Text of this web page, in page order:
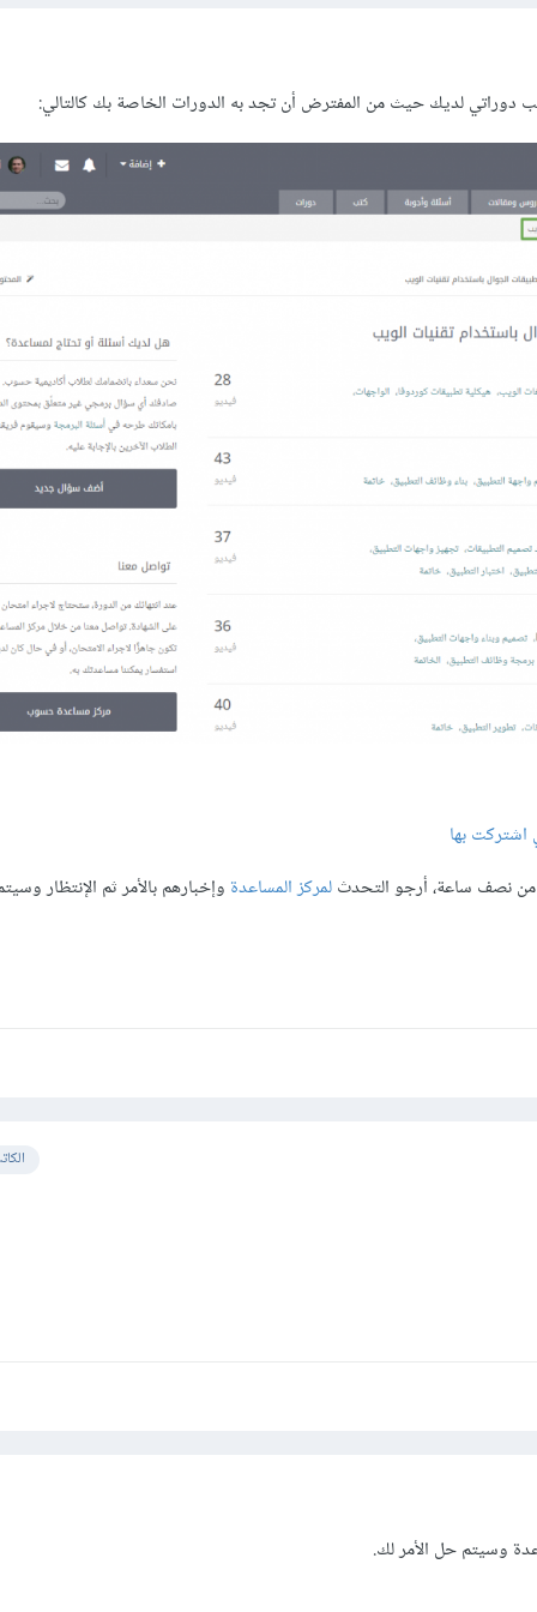
دوراتي لديك حيث من المفترض أن تجد به الدورات الخاصة بك كالتالي:
بها
من نصف ساعة، أرجو التحدثلمركز المساعدة وإخبارهم بالأمر ثم الإنتظار
وسيتم حل الأمر لك.